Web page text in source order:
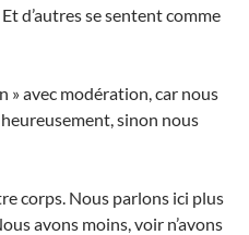
d’autres se sentent comme
» avec modération, car nous
sinon nous
corps. Nous parlons ici plus
avons moins, voir n’avons